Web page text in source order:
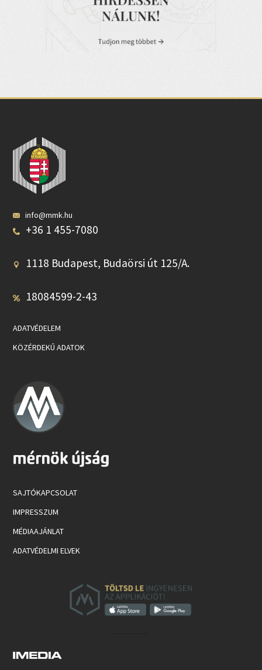
info@mmk.hu
+36 1 455-7080
1118 Budapest, Budaörsi út 125/A.
18084599-2-43
ADATVÉDELEM
KÖZÉRDEKŰ ADATOK
SAJTÓKAPCSOLAT
IMPRESSZUM
MÉDIAAJÁNLAT
ADATVÉDELMI ELVEK